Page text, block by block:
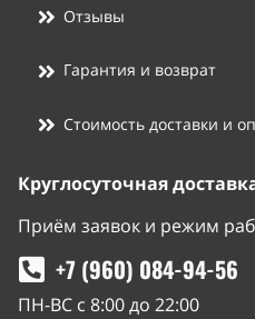
Отзывы
Гарантия и возврат
Стоимость доставки и
Круглосуточная
Приём заявок и режим
+7 (960) 084-94-56
ПН-ВС с 8:00 до 22:00